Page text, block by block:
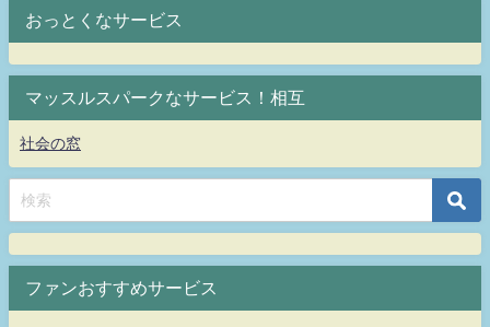
おっとくなサービス
マッスルスパークなサービス！相互
社会の窓
ファンおすすめサービス